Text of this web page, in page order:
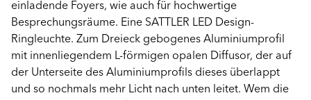
einladende Foyers, wie auch für hochwertige
Besprechungsräume. Eine SATTLER LED Design-
Ringleuchte. Zum Dreieck gebogenes Aluminiumprofil
mit innenliegendem L-förmigen opalen Diffusor, der auf
der Unterseite des Aluminiumprofils dieses überlappt
und so nochmals mehr Licht nach unten leitet. Wem die